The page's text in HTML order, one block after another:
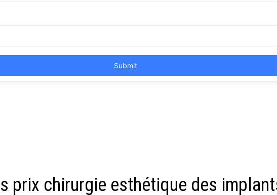
prix chirurgie esthétique des